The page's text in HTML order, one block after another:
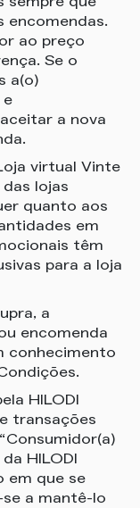
encomendas.
ao preço
Se o
a(o)
e
a nova
virtual Vinte
lojas
quanto aos
em
têm
para a loja
a
encomenda
conhecimento
HILODI
transações
HILODI
em que se
a mantê-lo